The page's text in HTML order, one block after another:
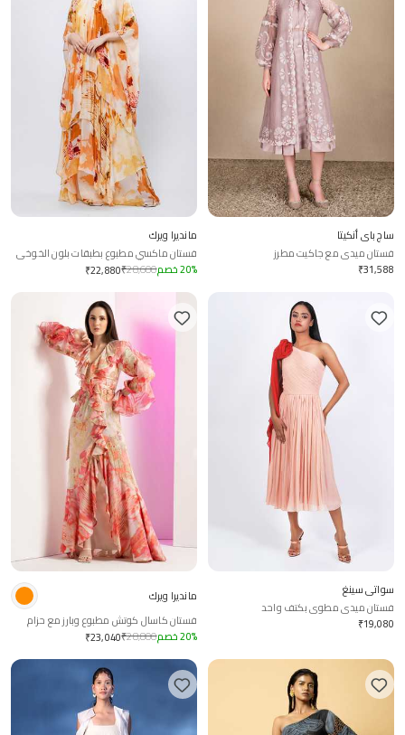
ساج باي أنكيتا
فستان ميدي مع جاكيت مطرز
₹31,588
مانديرا ويرك
فستان ماكسي مطبوع بطبقات بلون الخوخي
₹22,880₹28,600 20% خصم
سواتي سينغ
فستان ميدي مطوي بكتف واحد
₹19,080
مانديرا ويرك
فستان كاسال كوتش مطبوع وبارز مع حزام
₹23,040₹28,800 20% خصم